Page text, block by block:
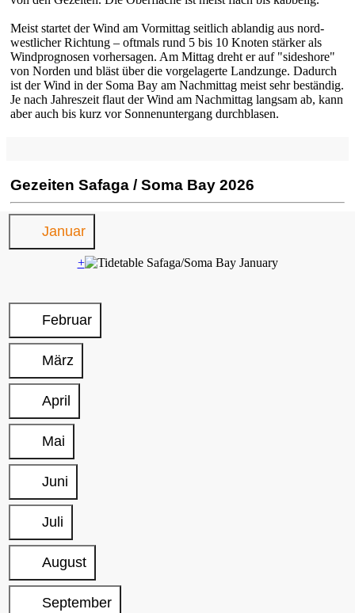
Meist startet der Wind am Vormittag seitlich ablandig aus nord-
westlicher Richtung – oftmals rund 5 bis 10 Knoten stärker als
Windprognosen vorhersagen. Am Mittag dreht er auf "sideshore"
von Norden und bläst über die vorgelagerte Landzunge. Dadurch
ist der Wind in der Soma Bay am Nachmittag meist sehr beständig.
Je nach Jahreszeit flaut der Wind am Nachmittag langsam ab, kann
aber auch bis kurz vor Sonnenuntergang durchblasen.
Gezeiten Safaga / Soma Bay 2026
Januar
+
Februar
März
April
Mai
Juni
Juli
August
September